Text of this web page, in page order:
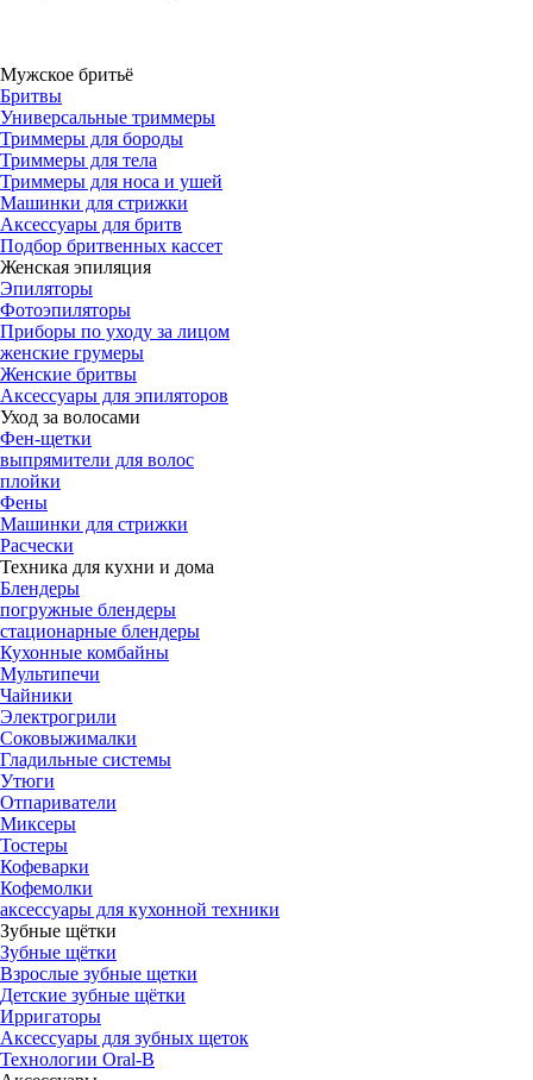
Мужское бритьё
Бритвы
Универсальные триммеры
Триммеры для бороды
Триммеры для тела
Триммеры для носа и ушей
Машинки для стрижки
Аксессуары для бритв
Подбор бритвенных кассет
Женская эпиляция
Эпиляторы
Фотоэпиляторы
Приборы по уходу за лицом
женские грумеры
Женские бритвы
Аксессуары для эпиляторов
Уход за волосами
Фен-щетки
выпрямители для волос
плойки
Фены
Машинки для стрижки
Расчески
Техника для кухни и дома
Блендеры
погружные блендеры
стационарные блендеры
Кухонные комбайны
Мультипечи
Чайники
Электрогрили
Соковыжималки
Гладильные системы
Утюги
Отпариватели
Миксеры
Тостеры
Кофеварки
Кофемолки
аксессуары для кухонной техники
Зубные щётки
Зубные щётки
Взрослые зубные щетки
Детские зубные щётки
Ирригаторы
Аксессуары для зубных щеток
Технологии Oral-B